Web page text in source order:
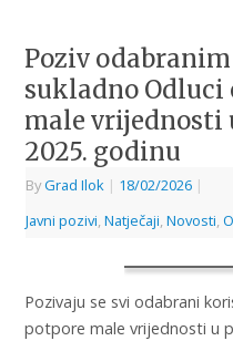
Poziv
sukladno
male vrijednosti
2025. godinu
ByGrad Ilok | 18/02/2026 |
Javni pozivi, Natječaji, Novosti,
Pozivaju se svi odabrani
potpore male vrijednosti u